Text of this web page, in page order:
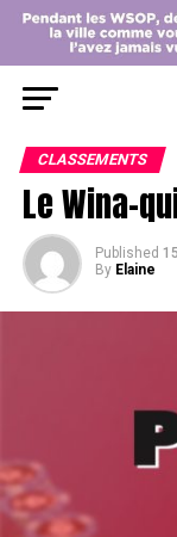
CLASSEMENTS
Le Wina-
Published
By Elaine